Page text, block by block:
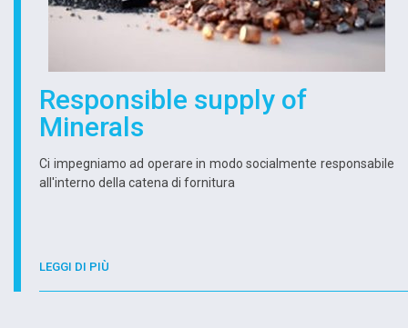
Responsible supply of
Minerals
Ci impegniamo ad operare in modo socialmente responsabile
all'interno della catena di fornitura
LEGGI DI PIÙ